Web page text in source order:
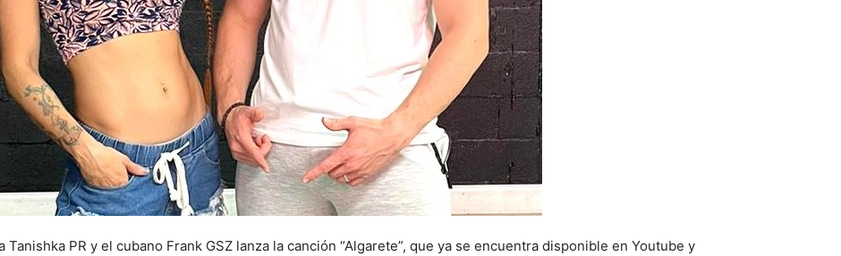
PR y el cubano Frank GSZ lanza la canción “Algarete”, que ya se encuentra disponible en Youtube y